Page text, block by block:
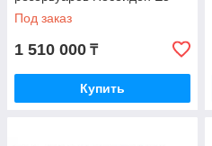
200-15 (Зет-Техно)
wikomtools.kz
Под заказ
1 510 000 ₸
Купить